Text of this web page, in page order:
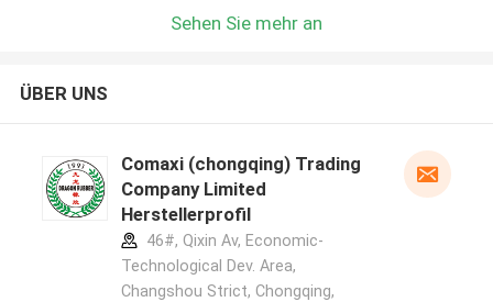
Sehen Sie mehr an
ÜBER UNS
Comaxi (chongqing) Trading
Company Limited
Herstellerprofil
46#, Qixin Av, Economic-
Technological Dev. Area,
Changshou Strict, Chongqing,